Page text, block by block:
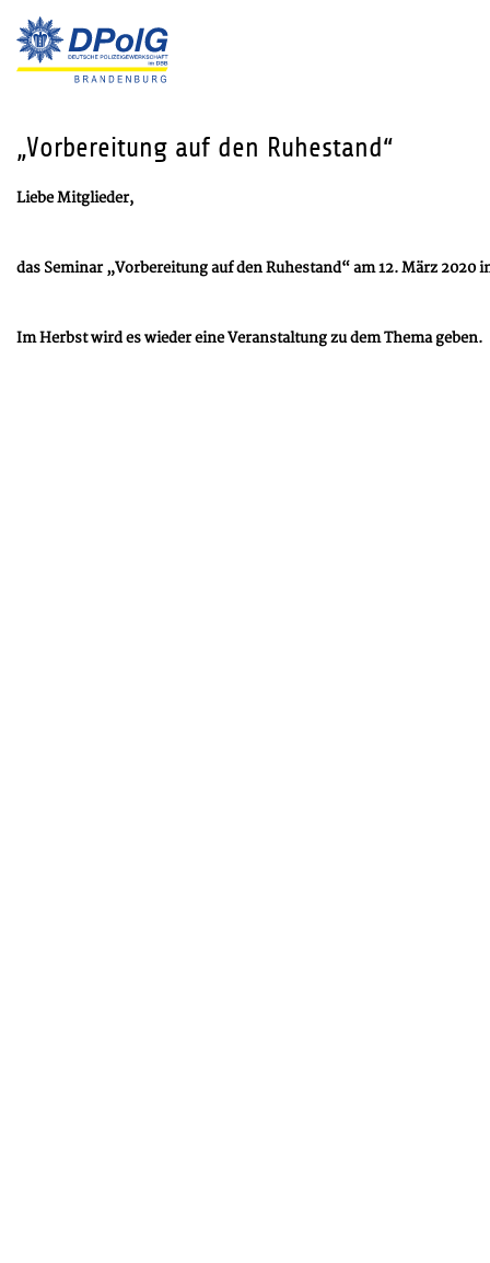
„Vorbereitung auf den Ruhestand“
Liebe Mitglieder,
das Seminar „Vorbereitung auf den Ruhestand“ am 12. März 2020
Im Herbst wird es wieder eine Veranstaltung zu dem Thema geben.